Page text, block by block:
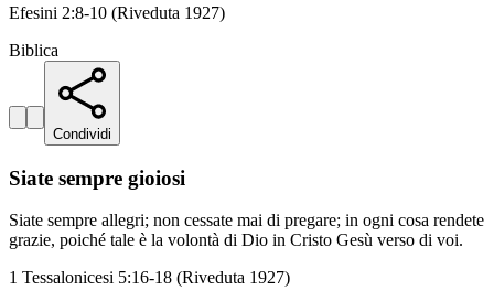
Efesini 2:8-10 (Riveduta 1927)
Biblica
Condividi
Siate sempre gioiosi
Siate sempre allegri; non cessate mai di pregare; in ogni cosa rendete
grazie, poiché tale è la volontà di Dio in Cristo Gesù verso di voi.
1 Tessalonicesi 5:16-18 (Riveduta 1927)